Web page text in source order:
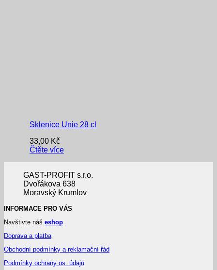
Sklenice Unie 28 cl
33,00 Kč
Čtěte více
GAST-PROFIT s.r.o.
Dvořákova 638
Moravský Krumlov
INFORMACE PRO VÁS
Navštivte náš eshop
Doprava a platba
Obchodní podmínky a reklamační řád
Podmínky ochrany os. údajů